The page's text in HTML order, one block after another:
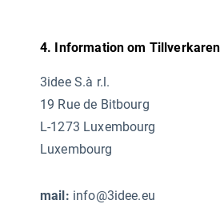
4. Information om Tillverkaren
3idee S.à r.l.
19 Rue de Bitbourg
L-1273 Luxembourg
Luxembourg
mail: info@3idee.eu